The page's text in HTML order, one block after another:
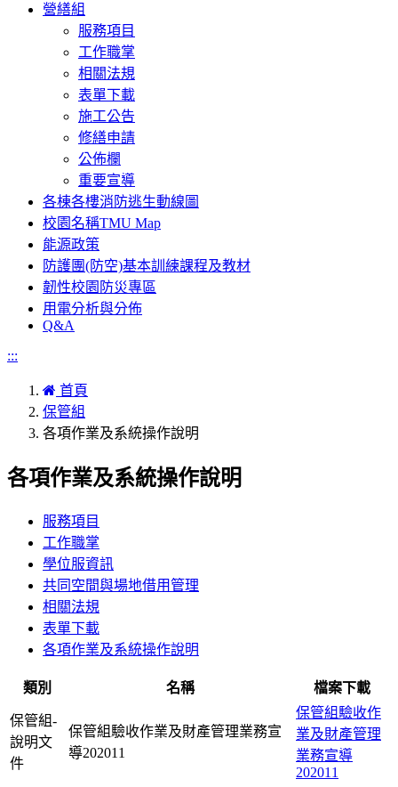
營繕組
服務項目
工作職掌
相關法規
表單下載
施工公告
修繕申請
公佈欄
重要宣導
各棟各樓消防逃生動線圖
校園名稱TMU Map
能源政策
防護團(防空)基本訓練課程及教材
韌性校園防災專區
用電分析與分佈
Q&A
:::
首頁
保管組
各項作業及系統操作說明
各項作業及系統操作說明
服務項目
工作職掌
學位服資訊
共同空間與場地借用管理
相關法規
表單下載
各項作業及系統操作說明
類別 名稱 檔案下載
保管組-
說明文
件
保管組驗收作業及財產管理業務宣
導202011
保管組驗收作
業及財產管理
業務宣導
202011